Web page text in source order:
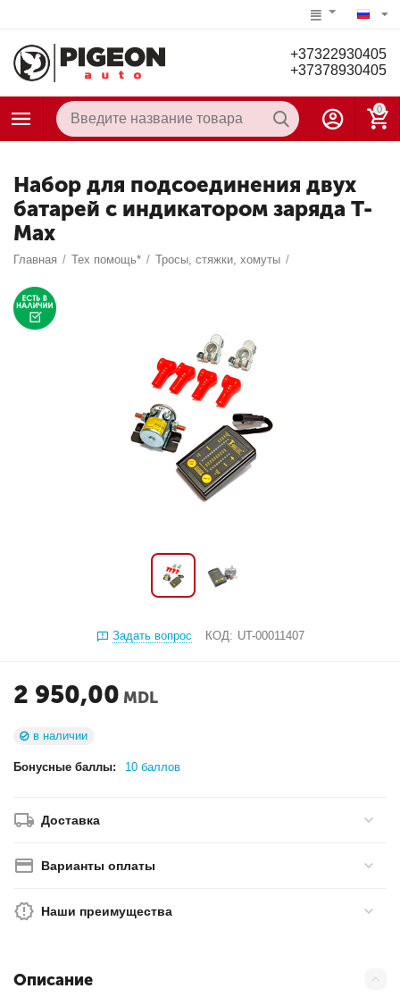
+37322930405
+37378930405
0
Набор для подсоединения двух
батарей с индикатором заряда T-
Max
Главная / Тех помощь* / Тросы, стяжки, хомуты /
Задать вопрос КОД: UT-00011407
2 950,00 MDL
в наличии
Бонусные баллы: 10 баллов
Доставка
Варианты оплаты
Наши преимущества
Описание